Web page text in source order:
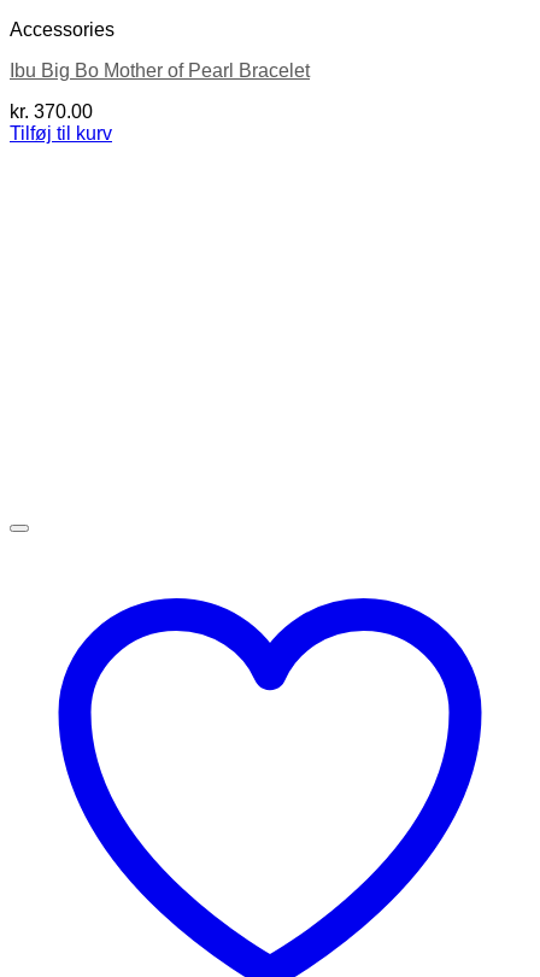
Accessories
Ibu Big Bo Mother of Pearl Bracelet
kr. 370.00
Tilføj til kurv